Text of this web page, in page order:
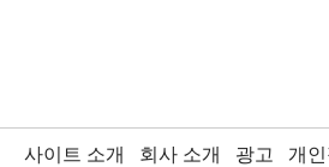
사이트 소개 회사 소개 광고 개